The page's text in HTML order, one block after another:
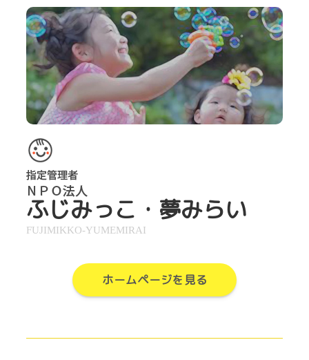
ふじみっこ・夢みらい
FUJIMIKKO-YUMEMIRAI
ホームページを見る